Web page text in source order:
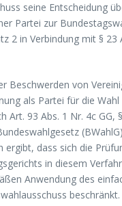
seine Entscheidung
Partei zur
2 in Verbindung mit § 23
Beschwerden von
als Partei für die
Art. 93 Abs. 1 Nr. 4c GG,
ergibt, dass sich die
in diesem
Anwendung des
beschränkt.